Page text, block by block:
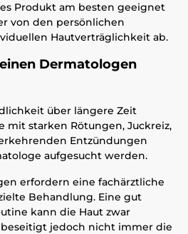
Produkt am besten geeignet
von den persönlichen
Hautverträglichkeit ab.
Dermatologen
über längere Zeit
mit starken Rötungen, Juckreiz,
Entzündungen
aufgesucht werden.
erfordern eine fachärztliche
Behandlung. Eine gut
kann die Haut zwar
jedoch nicht immer die